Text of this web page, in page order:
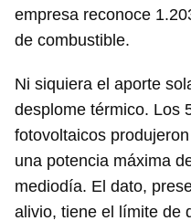
empresa reconoce
de combustible.
Ni siquiera el aporte
desplome térmico. Los
fotovoltaicos
una potencia máxima
mediodía. El dato,
alivio, tiene el límite de